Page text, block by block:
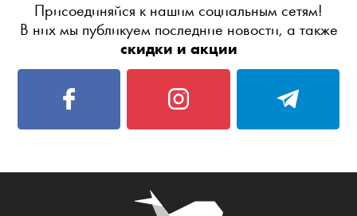
Присоединяйся к нашим социальным сетям!
В них мы публикуем последние новости, а также
скидки и акции